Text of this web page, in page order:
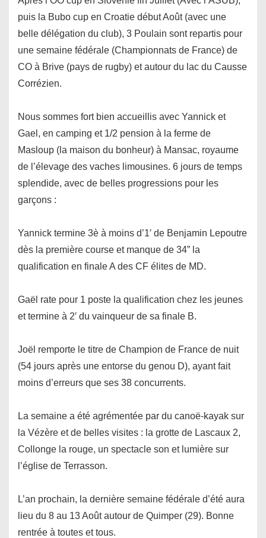
puis la Bubo cup en Croatie début Août (avec une
belle délégation du club), 3 Poulain sont repartis pour
une semaine fédérale (Championnats de France) de
CO à Brive (pays de rugby) et autour du lac du Causse
Corrézien.
Nous sommes fort bien accueillis avec Yannick et
Gael, en camping et 1/2 pension à la ferme de
Masloup (la maison du bonheur) à Mansac, royaume
de l’élevage des vaches limousines. 6 jours de temps
splendide, avec de belles progressions pour les
garçons :
Yannick termine 3è à moins d’1′ de Benjamin Lepoutre
dès la première course et manque de 34” la
qualification en finale A des CF élites de MD.
Gaël rate pour 1 poste la qualification chez les jeunes
et termine à 2′ du vainqueur de sa finale B.
Joël remporte le titre de Champion de France de nuit
(54 jours après une entorse du genou D), ayant fait
moins d’erreurs que ses 38 concurrents.
La semaine a été agrémentée par du canoë-kayak sur
la Vézère et de belles visites : la grotte de Lascaux 2,
Collonge la rouge, un spectacle son et lumière sur
l’église de Terrasson.
L’an prochain, la dernière semaine fédérale d’été aura
lieu du 8 au 13 Août autour de Quimper (29). Bonne
rentrée à toutes et tous.